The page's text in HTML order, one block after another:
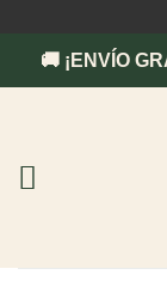
contenido
🚚 ¡ENVÍO